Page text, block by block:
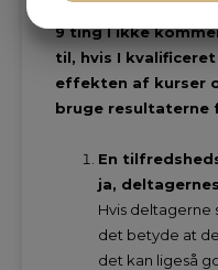
9 ting I ikke
til, hvis I
effekten af kurser
bruge resultaterne
En
ja,
Hvis deltagerne
det betyde at
det kan ligeså
MARKETING